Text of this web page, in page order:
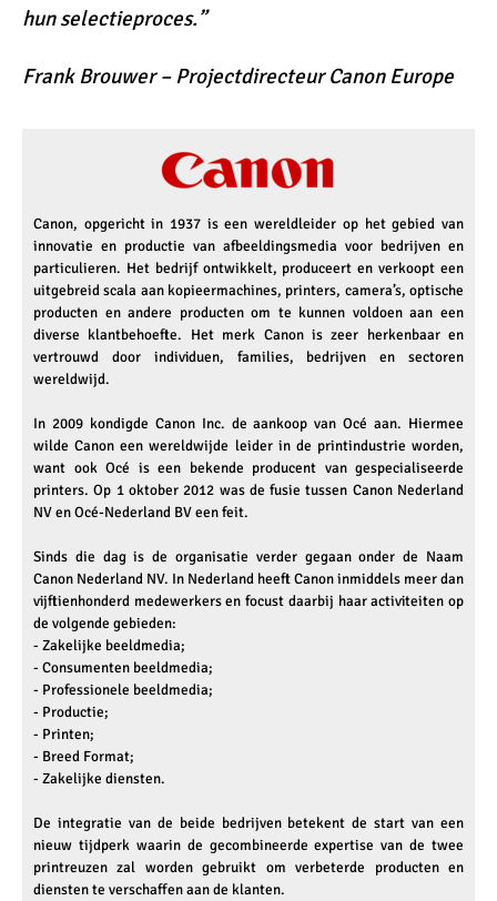
hun selectieproces.”
Frank Brouwer – Projectdirecteur Canon Europe
Canon, opgericht in 1937 is een wereldleider op het gebied van
innovatie en productie van afbeeldingsmedia voor bedrijven en
particulieren. Het bedrijf ontwikkelt, produceert en verkoopt een
uitgebreid scala aan kopieermachines, printers, camera’s, optische
producten en andere producten om te kunnen voldoen aan een
diverse klantbehoefte. Het merk Canon is zeer herkenbaar en
vertrouwd door individuen, families, bedrijven en sectoren
wereldwijd.
In 2009 kondigde Canon Inc. de aankoop van Océ aan. Hiermee
wilde Canon een wereldwijde leider in de printindustrie worden,
want ook Océ is een bekende producent van gespecialiseerde
printers. Op 1 oktober 2012 was de fusie tussen Canon Nederland
NV en Océ-Nederland BV een feit.
Sinds die dag is de organisatie verder gegaan onder de Naam
Canon Nederland NV. In Nederland heeft Canon inmiddels meer dan
vijftienhonderd medewerkers en focust daarbij haar activiteiten op
de volgende gebieden:
- Zakelijke beeldmedia;
- Consumenten beeldmedia;
- Professionele beeldmedia;
- Productie;
- Printen;
- Breed Format;
- Zakelijke diensten.
De integratie van de beide bedrijven betekent de start van een
nieuw tijdperk waarin de gecombineerde expertise van de twee
printreuzen zal worden gebruikt om verbeterde producten en
diensten te verschaffen aan de klanten.